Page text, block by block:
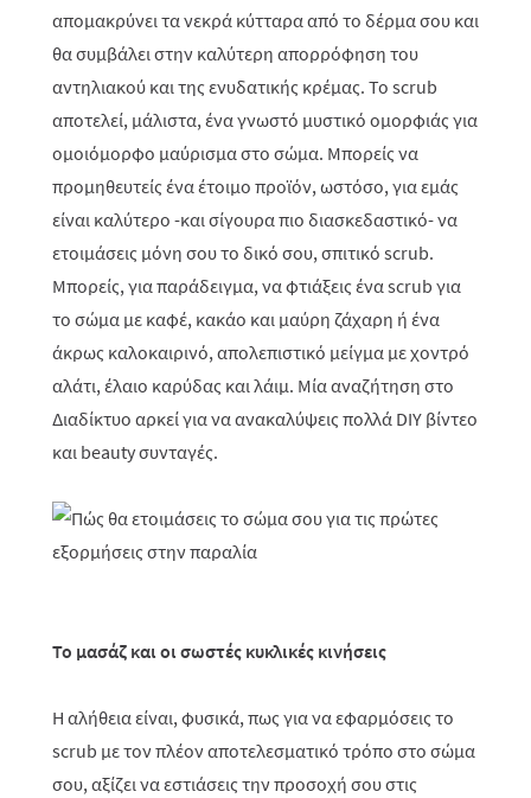
απομακρύνει τα νεκρά κύτταρα από το δέρμα σου και
θα συμβάλει στην καλύτερη απορρόφηση του
αντηλιακού και της ενυδατικής κρέμας. Το scrub
αποτελεί, μάλιστα, ένα γνωστό μυστικό ομορφιάς για
ομοιόμορφο μαύρισμα στο σώμα. Μπορείς να
προμηθευτείς ένα έτοιμο προϊόν, ωστόσο, για εμάς
είναι καλύτερο -και σίγουρα πιο διασκεδαστικό- να
ετοιμάσεις μόνη σου το δικό σου, σπιτικό scrub.
Μπορείς, για παράδειγμα, να φτιάξεις ένα scrub για
το σώμα με καφέ, κακάο και μαύρη ζάχαρη ή ένα
άκρως καλοκαιρινό, απολεπιστικό μείγμα με χοντρό
αλάτι, έλαιο καρύδας και λάιμ. Μία αναζήτηση στο
Διαδίκτυο αρκεί για να ανακαλύψεις πολλά DIY βίντεο
και beautyσυνταγές.
Το μασάζ και οι σωστές κυκλικές κινήσεις
Η αλήθεια είναι, φυσικά, πως για να εφαρμόσεις το
scrub με τον πλέον αποτελεσματικό τρόπο στο σώμα
σου, αξίζει να εστιάσεις την προσοχή σου στις